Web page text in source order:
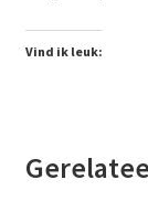
Vind ik leuk: